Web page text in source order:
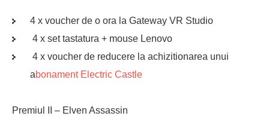
4 x voucher de o ora la Gateway VR Studio
4 x set tastatura + mouse Lenovo
4 x voucher de reducere la achizitionarea unui
abonament Electric Castle
Premiul II – Elven Assassin